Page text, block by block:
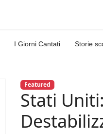
I Giorni Cantati Storie
Featured
Stati Uniti: